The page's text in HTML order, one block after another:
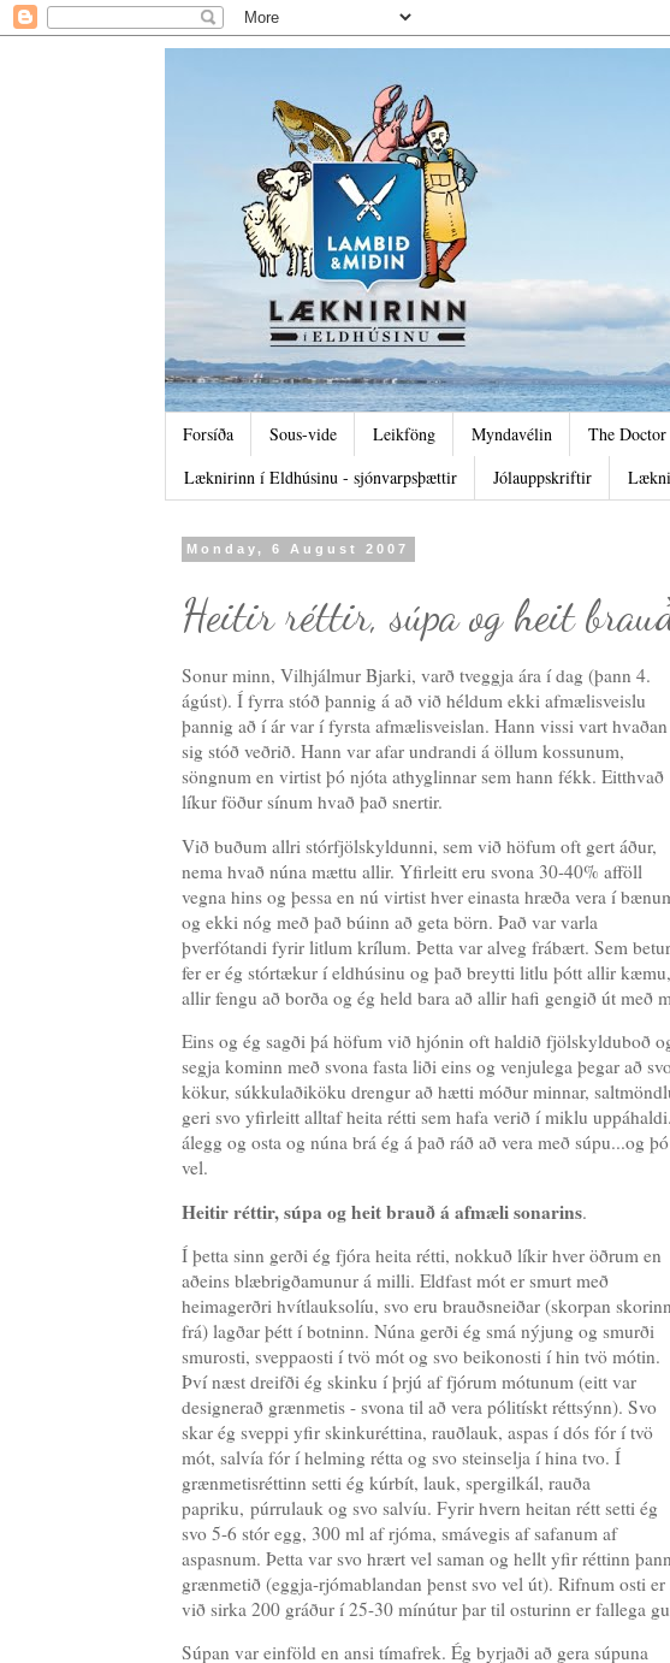
Forsíða Sous-vide Leikföng Myndavélin The
Læknirinn í Eldhúsinu - sjónvarpsþættir
Jólauppskriftir
Monday, 6 August 2007
Heitir réttir, súpa og heit
Sonur minn, Vilhjálmur Bjarki, varð tveggja ára í dag (þann 4.
ágúst). Í fyrra stóð þannig á að við héldum ekki afmælisveislu
þannig að í ár var í fyrsta afmælisveislan. Hann vissi vart
sig stóð veðrið. Hann var afar undrandi á öllum kossunum,
söngnum en virtist þó njóta athyglinnar sem hann fékk. Eitthvað
líkur föður sínum hvað það snertir.
Við buðum allri stórfjölskyldunni, sem við höfum oft gert áður,
nema hvað núna mættu allir. Yfirleitt eru svona 30-40% afföll
vegna hins og þessa en nú virtist hver einasta hræða vera í
og ekki nóg með það búinn að geta börn. Það var varla
þverfótandi fyrir litlum krílum. Þetta var alveg frábært. Sem betur
fer er ég stórtækur í eldhúsinu og það breytti litlu þótt allir kæmu,
allir fengu að borða og ég held bara að allir hafi gengið út með
Eins og ég sagði þá höfum við hjónin oft haldið fjölskylduboð
segja kominn með svona fasta liði eins og venjulega þegar að
kökur, súkkulaðiköku drengur að hætti móður minnar,
geri svo yfirleitt alltaf heita rétti sem hafa verið í miklu
álegg og osta og núna brá ég á það ráð að vera með súpu...og
vel.
Heitir réttir, súpa og heit brauð á afmæli sonarins.
Í þetta sinn gerði ég fjóra heita rétti, nokkuð líkir hver öðrum en
aðeins blæbrigðamunur á milli. Eldfast mót er smurt með
heimagerðri hvítlauksolíu, svo eru brauðsneiðar (skorpan skorinn
frá) lagðar þétt í botninn. Núna gerði ég smá nýjung og smurði
smurosti, sveppaosti í tvö mót og svo beikonosti í hin tvö mótin.
Því næst dreifði ég skinku í þrjú af fjórum mótunum (eitt var
designerað grænmetis - svona til að vera pólitískt réttsýnn). Svo
skar ég sveppi yfir skinkuréttina, rauðlauk, aspas í dós fór í tvö
mót, salvía fór í helming rétta og svo steinselja í hina tvo. Í
grænmetisréttinn setti ég kúrbít, lauk, spergilkál, rauða
papriku, púrrulauk og svo salvíu. Fyrir hvern heitan rétt setti ég
svo 5-6 stór egg, 300 ml af rjóma, smávegis af safanum af
aspasnum. Þetta var svo hrært vel saman og hellt yfir réttinn
grænmetið (eggja-rjómablandan þenst svo vel út). Rifnum osti
við sirka 200 gráður í 25-30 mínútur þar til osturinn er fallega
Súpan var einföld en ansi tímafrek. Ég byrjaði að gera súpuna